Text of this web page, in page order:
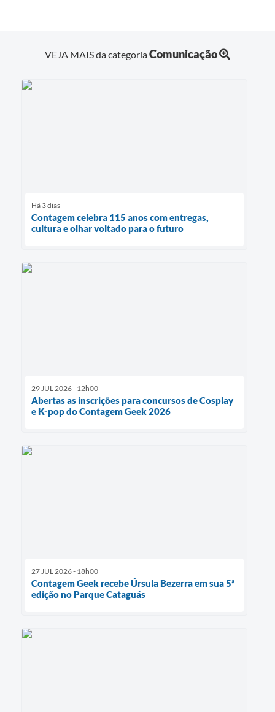
VEJA MAIS da categoriaComunicação
Há 3 dias
Contagem celebra 115 anos com entregas,
cultura e olhar voltado para o futuro
29 JUL 2026 - 12h00
Abertas as inscrições para concursos de Cosplay
e K-pop do Contagem Geek 2026
27 JUL 2026 - 18h00
Contagem Geek recebe Úrsula Bezerra em sua 5ª
edição no Parque Cataguás